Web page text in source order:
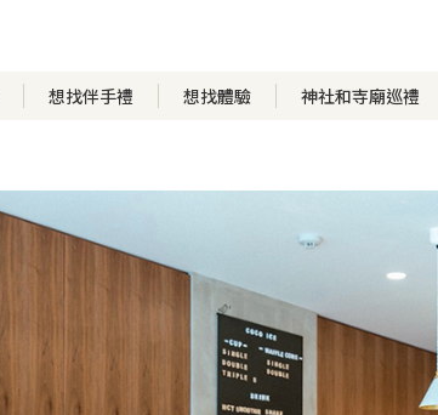
想找伴手禮 想找體驗 神社和寺廟巡禮